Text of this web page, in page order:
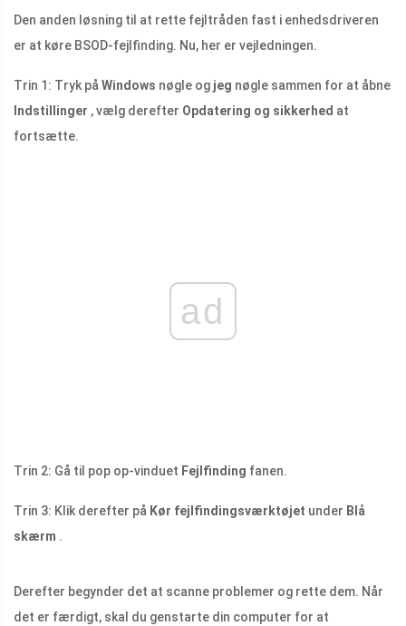
Den anden løsning til at rette fejltråden fast i enhedsdriveren
er at køre BSOD-fejlfinding. Nu, her er vejledningen.
Trin 1: Tryk på Windows nøgle og jeg nøgle sammen for at åbne
Indstillinger , vælg derefter Opdatering og sikkerhed at
fortsætte.
ad
Trin 2: Gå til pop op-vinduet Fejlfinding fanen.
Trin 3: Klik derefter på Kør fejlfindingsværktøjet under Blå
skærm .
Derefter begynder det at scanne problemer og rette dem. Når
det er færdigt, skal du genstarte din computer for at